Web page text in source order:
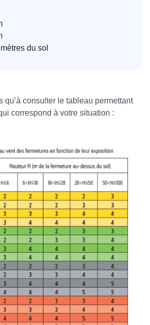
du sol
qu’à consulter le tableau permettant
correspond à votre situation :